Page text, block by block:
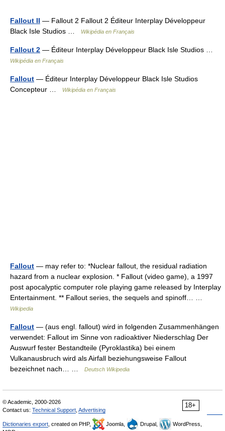
Fallout II — Fallout 2 Fallout 2 Éditeur Interplay Développeur
Black Isle Studios …
Wikipédia en Français
Fallout 2 — Éditeur Interplay Développeur Black Isle Studios …
Wikipédia en Français
Fallout — Éditeur Interplay Développeur Black Isle Studios
Concepteur …
Wikipédia en Français
Fallout — may refer to: *Nuclear fallout, the residual radiation
hazard from a nuclear explosion. * Fallout (video game), a 1997
post apocalyptic computer role playing game released by Interplay
Entertainment. ** Fallout series, the sequels and spinoff… …
Wikipedia
Fallout — (aus engl. fallout) wird in folgenden Zusammenhängen
verwendet: Fallout im Sinne von radioaktiver Niederschlag Der
Auswurf fester Bestandteile (Pyroklastika) bei einem
Vulkanausbruch wird als Airfall beziehungsweise Fallout
bezeichnet nach… …
Deutsch Wikipedia
18+
© Academic, 2000-2026
Contact us: Technical Support Advertising
Dictionaries export , created on PHP, Joomla, Drupal,
WordPress,